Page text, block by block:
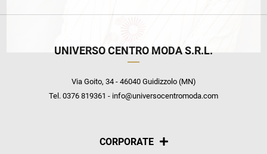
UNIVERSO CENTRO MODA S.R.L.
Via Goito, 34 - 46040 Guidizzolo (MN)
Tel. 0376 819361 - info@universocentromoda.com
CORPORATE